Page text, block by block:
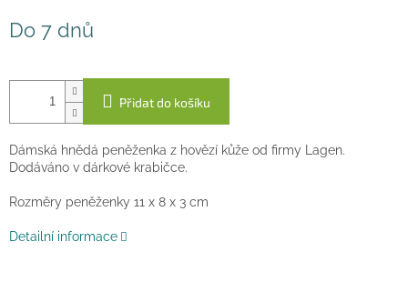
cena:
Do 7 dnů
Přidat do košíku
Dámská hnědá peněženka z hovězí kůže od firmy Lagen.
Dodáváno v dárkové krabičce.
Rozměry peněženky 11 x 8 x 3 cm
Detailní informace